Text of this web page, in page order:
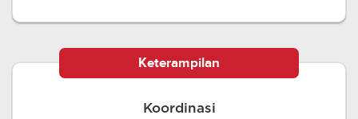
Keterampilan
Koordinasi